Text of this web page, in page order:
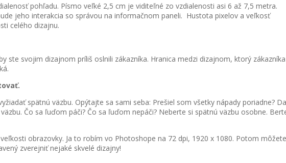
pohľadu. Písmo veľké 2,5 cm je viditeľné zo vzdialenosti asi 6 až 7,5 metra.
jeho interakcia so správou na informačnom paneli. Hustota pixelov a veľkosť
celého dizajnu.
ste svojim dizajnom príliš oslnili zákazníka. Hranica medzi dizajnom, ktorý zákazníka
spätnú väzbu. Opýtajte sa sami seba: Prešiel som všetky nápady poriadne?
Čo sa ľuďom páči? Čo sa ľuďom nepáči? Neberte si spätnú väzbu osobne.
obrazovky. Ja to robím vo Photoshope na 72 dpi, 1920 x 1080. Potom môžete
zverejniť nejaké skvelé dizajny!